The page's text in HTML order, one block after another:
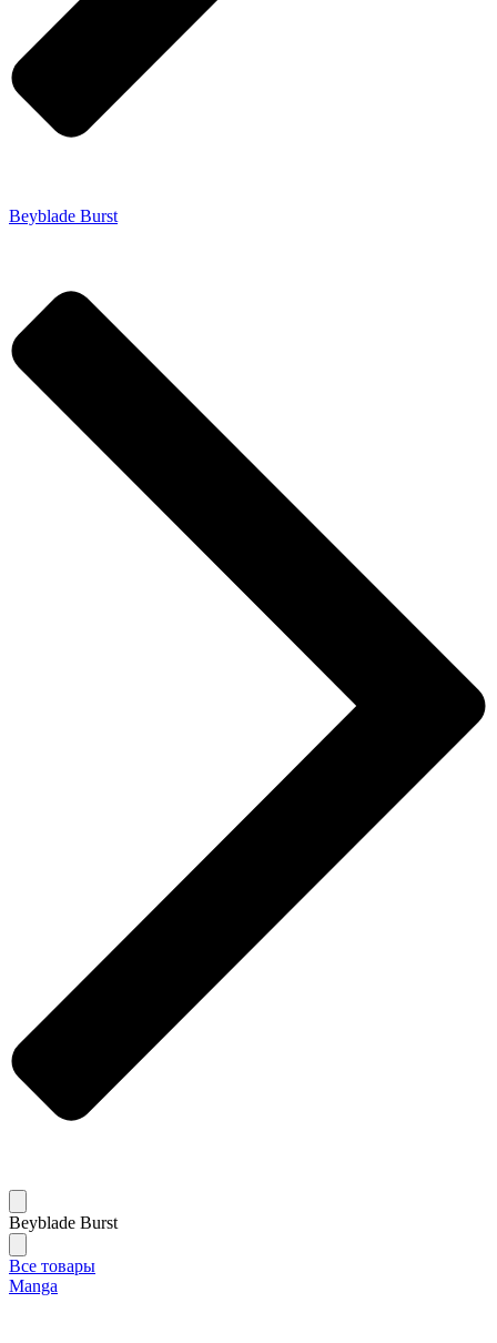
Beyblade Burst
Beyblade Burst
Все товары
Manga